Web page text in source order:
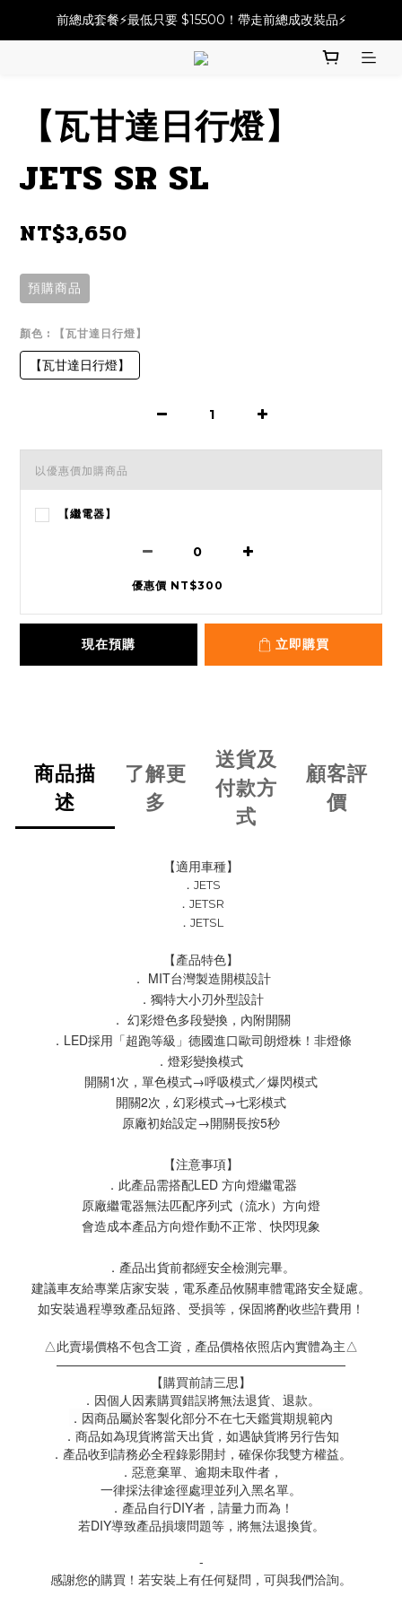
必改龍頭四件套⚡️不用五千六!! 優惠價只要 $ 4899💥
前總成套餐⚡️最低只要 $15500！帶走前總成改裝品⚡️
2025倒叉前總全方案✨A~F自由選✨點擊購買
【瓦甘達日行燈】
JETS SR SL
NT$3,650
預購商品
顏色 : 【瓦甘達日行燈】
【瓦甘達日行燈】
以優惠價加購商品
【繼電器】
優惠價 NT$300
現在預購 立即購買
商品描
述
了解更
多
送貨及
付款方
式
顧客評
價
【適用車種】
． JETS
． JETSR
． JETSL
【產品特色】
． MIT台灣製造開模設計
．獨特大小刃外型設計
． 幻彩燈色多段變換，內附開關
．LED採用「超跑等級」德國進口歐司朗燈株！非燈條
．燈彩變換模式
開關1次，單色模式→呼吸模式／爆閃模式
開關2次，幻彩模式→七彩模式
原廠初始設定→開關長按5秒
【注意事項】
．此產品需搭配LED 方向燈繼電器
原廠繼電器無法匹配序列式（流水）方向燈
會造成本產品方向燈作動不正常、快閃現象
．產品出貨前都經安全檢測完畢。
建議車友給專業店家安裝，電系產品攸關車體電路安全疑慮。
如安裝過程導致產品短路、受損等，保固將酌收些許費用！
△此賣場價格不包含工資，產品價格依照店內實體為主△
———————————————————————
【購買前請三思】
．因個人因素購買錯誤將無法退貨、退款。
．因商品屬於客製化部分不在七天鑑賞期規範內
．商品如為現貨將當天出貨，如遇缺貨將另行告知
．產品收到請務必全程錄影開封，確保你我雙方權益。
．惡意棄單、逾期未取件者，
一律採法律途徑處理並列入黑名單。
．產品自行DIY者，請量力而為！
若DIY導致產品損壞問題等，將無法退換貨。
-
感謝您的購買！若安裝上有任何疑問，可與我們洽詢。